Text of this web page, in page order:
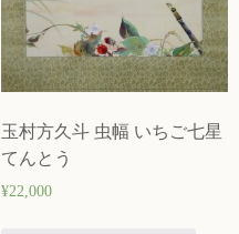
玉村方久斗 虫幅 いちご七星
てんとう
¥22,000